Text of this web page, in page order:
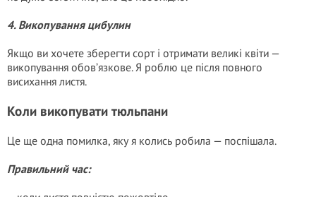
4. Викопування цибулин
Якщо ви хочете зберегти сорт і отримати великі квіти —
викопування обов’язкове. Я роблю це після повного
висихання листя.
Коли викопувати тюльпани
Це ще одна помилка, яку я колись робила — поспішала.
Правильний час: